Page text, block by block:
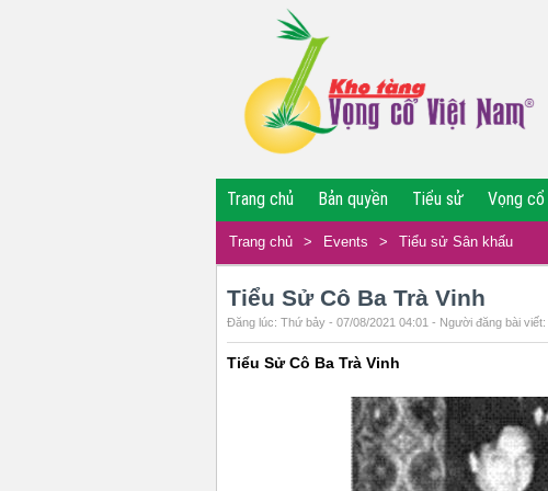
Trang chủ Bản quyền Tiểu sử Vọng cổ
Trang chủ > Events > Tiểu sử Sân khấu
Tiểu Sử Cô Ba Trà Vinh
Đăng lúc: Thứ bảy - 07/08/2021 04:01 - Người đăng bài viết:
Tiểu Sử Cô Ba Trà Vinh